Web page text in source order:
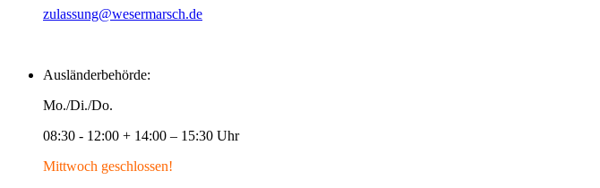
zulassung@wesermarsch.de
Ausländerbehörde:
Mo./Di./Do.
08:30 - 12:00 + 14:00 – 15:30 Uhr
Mittwoch geschlossen!